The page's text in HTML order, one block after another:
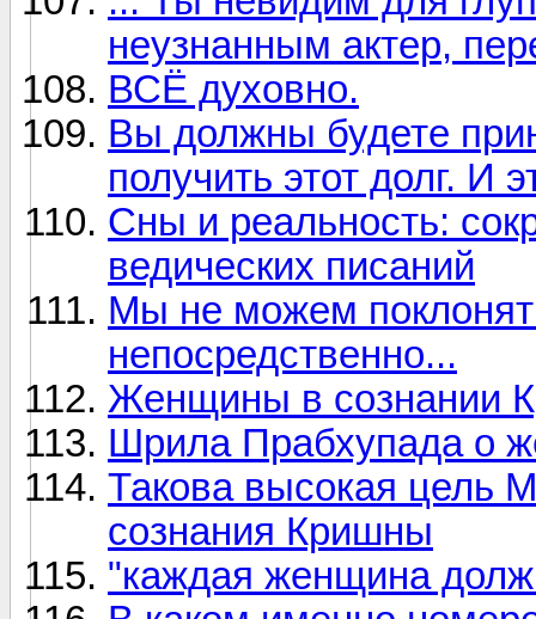
неузнанным актер,
ВСЁ духовно.
Вы должны будете
получить этот долг. И
Сны и реальность:
ведических писаний
Мы не можем
непосредственно...
Женщины в сознании
Шрила Прабхупада о
Такова высокая цель
сознания Кришны
"каждая женщина